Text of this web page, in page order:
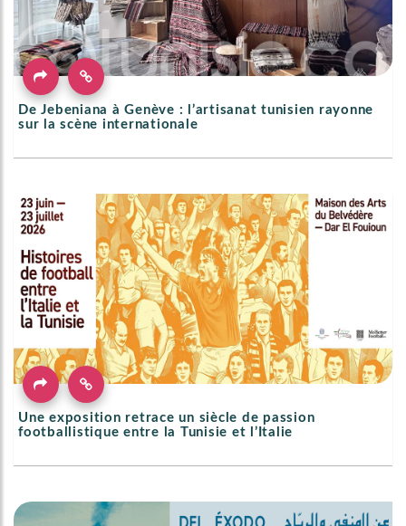
De Jebeniana à Genève : l’artisanat tunisien rayonne
sur la scène internationale
Une exposition retrace un siècle de passion
footballistique entre la Tunisie et l’Italie